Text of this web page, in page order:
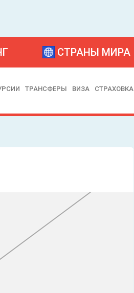
СТРАНЫ МИРА
ТРАНСФЕРЫ ВИЗА СТРАХОВКА